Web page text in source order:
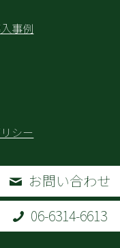
事例
シー
お問い合わせ
06-6314-6613